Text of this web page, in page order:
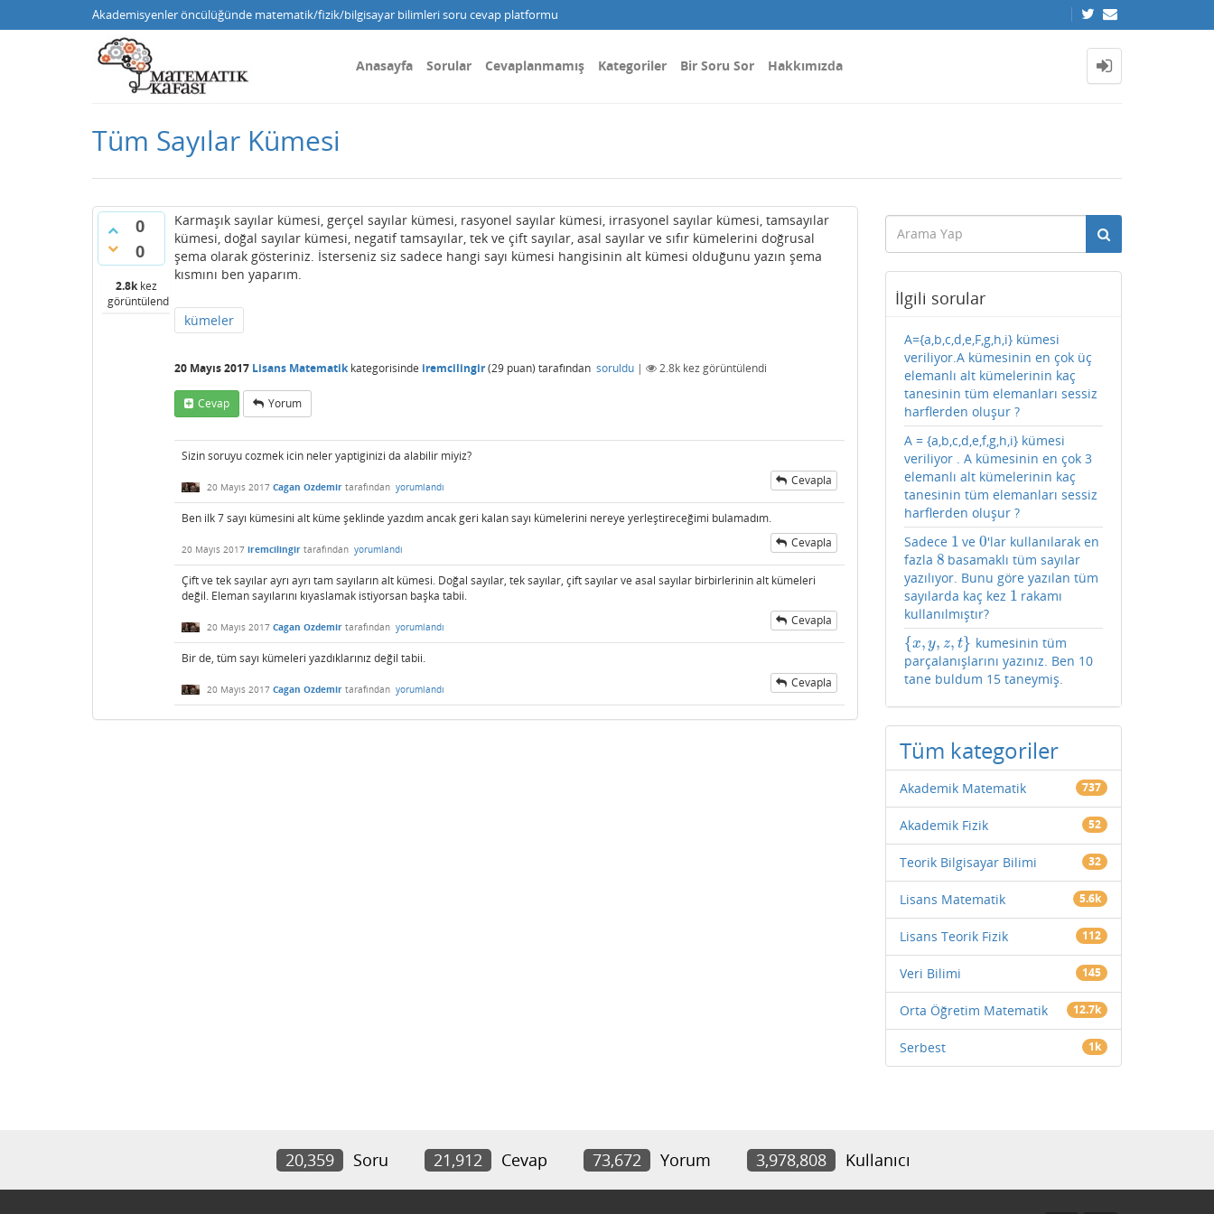
Akademisyenler öncülüğünde matematik/fizik/bilgisayar bilimleri soru cevap platformu
Anasayfa Sorular Cevaplanmamış Kategoriler Bir Soru Sor Hakkımızda
Tüm Sayılar Kümesi
0
0
2.8kkez
görüntülendi
Karmaşık sayılar kümesi, gerçel sayılar kümesi, rasyonel sayılar kümesi, irrasyonel sayılar kümesi, tamsayılar
kümesi, doğal sayılar kümesi, negatif tamsayılar, tek ve çift sayılar, asal sayılar ve sıfır kümelerini doğrusal
şema olarak gösteriniz. İsterseniz siz sadece hangi sayı kümesi hangisinin alt kümesi olduğunu yazın şema
kısmını ben yaparım.
kümeler
20 Mayıs 2017 Lisans Matematikkategorisinde iremcilingir(29 puan) tarafından soruldu | 2.8k kez görüntülendi
Cevap Yorum
Sizin soruyu cozmek icin neler yaptiginizi da alabilir miyiz?
20 Mayıs 2017 Cagan Ozdemir tarafından yorumlandı Cevapla
Ben ilk 7 sayı kümesini alt küme şeklinde yazdım ancak geri kalan sayı kümelerini nereye yerleştireceğimi bulamadım.
20 Mayıs 2017 iremcilingir tarafından yorumlandı Cevapla
Çift ve tek sayılar ayrı ayrı tam sayıların alt kümesi. Doğal sayılar, tek sayılar, çift sayılar ve asal sayılar birbirlerinin alt kümeleri
değil. Eleman sayılarını kıyaslamak istiyorsan başka tabii.
20 Mayıs 2017 Cagan Ozdemir tarafından yorumlandı Cevapla
Bir de, tüm sayı kümeleri yazdıklarınız değil tabii.
20 Mayıs 2017 Cagan Ozdemir tarafından yorumlandı Cevapla
İlgili sorular
A={a,b,c,d,e,F,g,h,i} kümesi
veriliyor.A kümesinin en çok üç
elemanlı alt kümelerinin kaç
tanesinin tüm elemanları sessiz
harflerden oluşur ?
A = {a,b,c,d,e,f,g,h,i} kümesi
veriliyor . A kümesinin en çok 3
elemanlı alt kümelerinin kaç
tanesinin tüm elemanları sessiz
harflerden oluşur ?
Sadece 1
1 ve0
0'lar kullanılarak en
fazla 8
8 basamaklı tüm sayılar
yazılıyor. Bunu göre yazılan tüm
sayılarda kaç kez 1
1 rakamı
kullanılmıştır?
{x, y, z, t}
{x,y,z,t }
kumesinin tüm
parçalanışlarını yazınız. Ben 10
tane buldum 15 taneymiş.
Tüm kategoriler
Akademik Matematik 737
Akademik Fizik 52
Teorik Bilgisayar Bilimi 32
Lisans Matematik 5.6k
Lisans Teorik Fizik 112
Veri Bilimi 145
Orta Öğretim Matematik 12.7k
Serbest 1k
20,359 Soru 21,912 Cevap 73,672 Yorum 3,978,808 Kullanıcı